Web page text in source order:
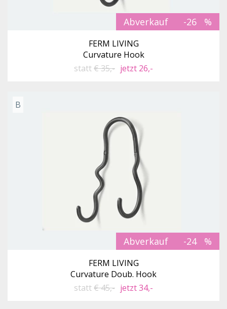
Abverkauf -26
FERM LIVING
Curvature Hook
statt€ 35,- jetzt 26,-
Abverkauf -24
B
FERM LIVING
Curvature Doub. Hook
statt€ 45,- jetzt 34,-